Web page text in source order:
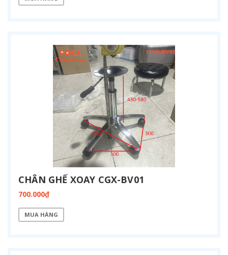
CHÂN GHẾ XOAY CGX-BV01
700.000₫
MUA HÀNG